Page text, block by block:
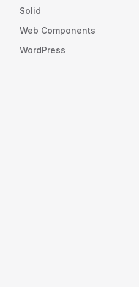
Solid
Web Components
WordPress